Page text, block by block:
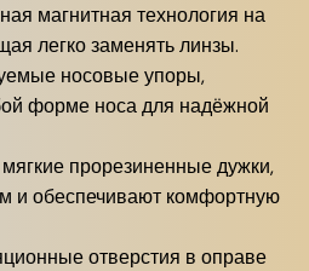
магнитная технология на
легко заменять линзы.
носовые упоры,
форме носа для надёжной
мягкие прорезиненные дужки,
и обеспечивают комфортную
отверстия в оправе